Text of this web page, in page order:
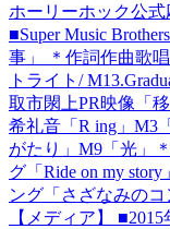
ホーリーホック公
■Super Music
事」 ＊作詞作曲歌
トライト/
取市閖上PR映像「
希礼音「R ing」M3
がたり」M9「光」
グ「Ride on my
ング「さざなみの
【メディア】